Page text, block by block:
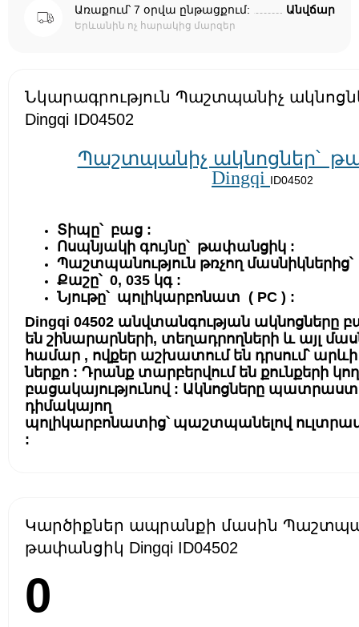
Առաքում՝ 7 օրվա ընթացքում:
Երևանին ոչ հարակից մարզեր
Անվճար
Նկարագրություն Պաշտպանիչ
Dingqi ID04502
Պաշտպանիչ ակնոցներ՝
Dingqi ID04502
Տիպը՝ բաց :
Ոսպնյակի գույնը՝ թափանցիկ :
Պաշտպանություն թռչող մասնիկներից՝
Քաշը՝ 0, 035 կգ :
Նյութը՝ պոլիկարբոնատ ( PC ) :
Dingqi 04502 անվտանգության ակնոցները
են շինարարների, տեղադրողների և այլ
համար , ովքեր աշխատում են դրսում՝ արևի
ներքո : Դրանք տարբերվում են քունքերի
բացակայությունով : Ակնոցները
դիմակայող
պոլիկարբոնատից՝ պաշտպանելով
:
Կարծիքներ ապրանքի մասին
թափանցիկ Dingqi ID04502
0